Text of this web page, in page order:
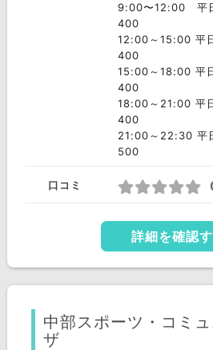
9:00〜12:00 平
400
12:00～15:00 平
400
15:00～18:00 平
400
18:00～21:00 平
400
21:00～22:30 平
500
口コミ
詳細を確認
中部スポーツ・コミ
ザ